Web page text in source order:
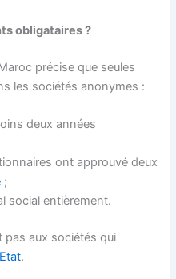
obligataires ?
précise que seules
les sociétés anonymes :
deux années
ont approuvé deux
;
social entièrement.
pas aux sociétés qui
.